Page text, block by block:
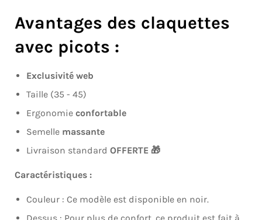
Avantages des claquettes
avec picots :
Exclusivité web
Taille (35 - 45)
Ergonomie confortable
Semelle massante
Livraison standard OFFERTE 🎁
Caractéristiques :
Couleur : Ce modèle est disponible en noir.